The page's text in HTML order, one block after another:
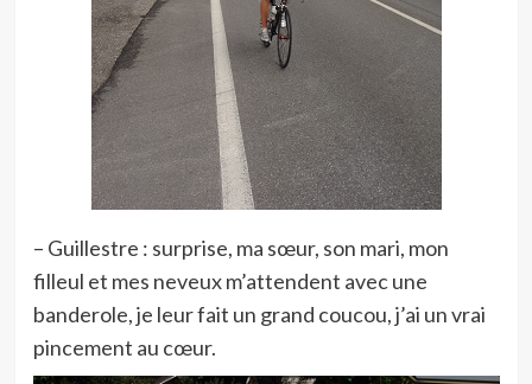
– Guillestre : surprise, ma sœur, son mari, mon
filleul et mes neveux m’attendent avec une
banderole, je leur fait un grand coucou, j’ai un vrai
pincement au cœur.